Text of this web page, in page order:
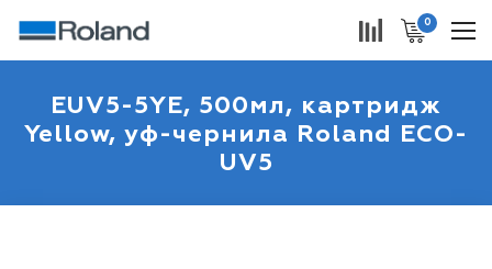
0
EUV5-5YE, 500мл, картридж
Yellow, уф-чернила Roland ECO-
UV5